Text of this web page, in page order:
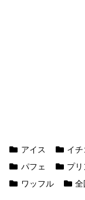
アイス イチ
パフェ
プリ
ワッフル
全